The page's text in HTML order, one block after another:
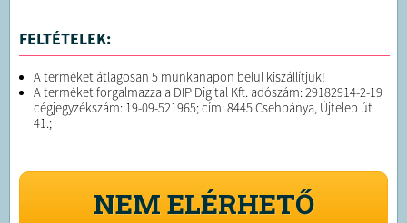
FELTÉTELEK:
A terméket átlagosan 5 munkanapon belül kiszállítjuk!
A terméket forgalmazza a DIP Digital Kft. adószám: 29182914-2-19
cégjegyzékszám: 19-09-521965; cím: 8445 Csehbánya, Újtelep út
41.;
NEM ELÉRHETŐ